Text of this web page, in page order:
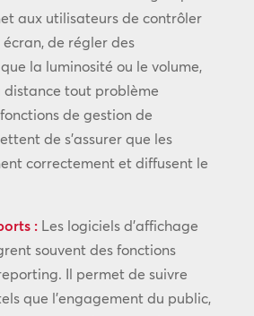
aux utilisateurs de contrôler
de régler des
la luminosité ou le volume,
distance tout problème
de gestion de
de s’assurer que les
correctement et diffusent le
:Les logiciels d’affichage
souvent des fonctions
Il permet de suivre
que l’engagement du public,